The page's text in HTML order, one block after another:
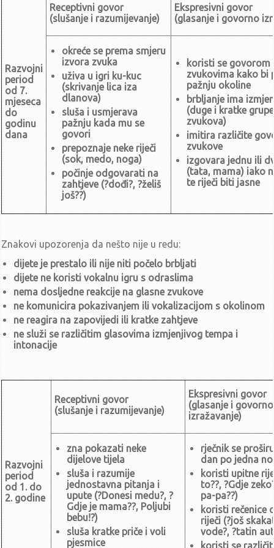
Sjednice u 2022.
listopad - prosinac
Zaključci sa 18. sjednice UV-a (29.12.2022.)
Poziv za 18. sjednicu UV-a (29.12.2022.)
Zaključci sa 17. sjednice UV-a (8.11.2022.)
Poziv za 17. sjednicu UV-a (8.11.2022.)
Zaključci sa 16. sjednice UV-a (19.10.2022.)
Poziv za 16. sjednicu UV-a (19.10.2022.)
srpanj - rujan
Poziv za 15. sjednicu UV-a (30.9.2022.)
Zaključci sa 14. sjednice UV-a (28.9.2022.)
Poziv za 14. sjednicu UV-a (28.9.2022.)
Zaključci sa 13. sjednice UV-a (13.9.2022.)
Poziv za 13. sjednicu UV-a (13.9.2022.)
travanj - lipanj
Zaključci sa 11. sjednice UV-a (9.6.2022.)
Poziv za 11. sjednicu UV-a (9.6.2022.)
Zaključci sa 10. sjednice UV-a (6.5.2022.)
Poziv za 10. sjednicu UV-a (6.5.2022.)
Zaključci sa 9. sjednice UV-a (20.4.2022.)
Poziv za 9. sjednicu UV-a (20.4.2022.)
siječanj - ožujak
Zaključci sa 7. sjednice UV-a (7.3.2022.)
Poziv za 7. sjednicu UV-a (7.3.2022.)
Poziv za 6. sjednicu UV-a (20.1.2022.)
Sjednice u 2021.
Zaključci sa 5. sjednice UV-a od 21.12.2021.
Zaključci sa 4. sjednice UV-a od 2.12.2021.
Poziv za 4. sjednicu UV-a (2.12.2021.)
Zaključci sa 3. sjednice UV-a od 8.11.2021.
Poziv za 3. sjednicu UV-a (8.11.2021.)
Razvojni
period
od 7.
mjeseca
do
godinu
dana
Receptivni govor
(slušanje i razumijevanje)
Ekspresivni govor
(glasanje i govorno
okreće se prema smjeru
izvora zvuka
uživa u igri ku-kuc
(skrivanje lica iza
dlanova)
sluša i usmjerava
pažnju kada mu se
govori
prepoznaje neke riječi
(sok, medo, noga)
počinje odgovarati na
zahtjeve (?dođi?, ?želiš
još??)
koristi se govorom
zvukovima kako bi
pažnju okoline
brbljanje ima
(duge i kratke grupe
zvukova)
imitira različite
zvukove
izgovara jednu ili
(tata, mama) iako
te riječi biti jasne
Znakovi upozorenja da nešto nije u redu:
dijete je prestalo ili nije niti počelo brbljati
dijete ne koristi vokalnu igru s odraslima
nema dosljedne reakcije na glasne zvukove
ne komunicira pokazivanjem ili vokalizacijom s okolinom
ne reagira na zapovijedi ili kratke zahtjeve
ne služi se različitim glasovima izmjenjivog tempa i
intonacije
Razvojni
period
od 1. do
2. godine
Receptivni govor
(slušanje i razumijevanje)
Ekspresivni govor
(glasanje i govorno
izražavanje)
zna pokazati neke
dijelove tijela
sluša i razumije
jednostavna pitanja i
upute (?Donesi medu?, ?
Gdje je mama??, Poljubi
bebu!?)
sluša kratke priče i voli
pjesmice
rječnik se
dan po jedna
koristi upitne
to??, ?Gdje
pa-pa??)
koristi rečenice
riječi (?još
vode?, ?tatin
koristi se